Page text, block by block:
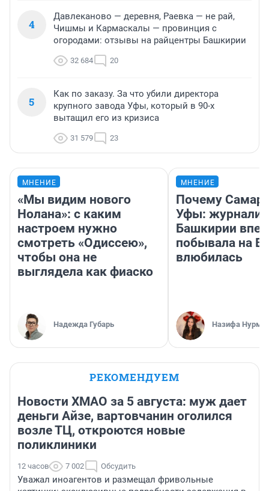
4
Давлеканово — деревня, Раевка — не рай,
Чишмы и Кармаскалы — провинция с
огородами: отзывы на райцентры Башкирии
32 684 20
5
Как по заказу. За что убили директора
крупного завода Уфы, который в 90-х
вытащил его из кризиса
31 579 23
МНЕНИЕ
«Мы видим нового
Нолана»: с каким
настроем нужно
смотреть «Одиссею»,
чтобы она не
выглядела как фиаско
Надежда Губарь
МНЕНИЕ
Почему
Уфы:
Башкирии
побывала на
влюбилась
Назифа
РЕКОМЕНДУЕМ
Новости ХМАО за 5 августа: муж дает
деньги Айзе, вартовчанин оголился
возле ТЦ, откроются новые
поликлиники
12 часов 7 002 Обсудить
Уважал иноагентов и размещал фривольные